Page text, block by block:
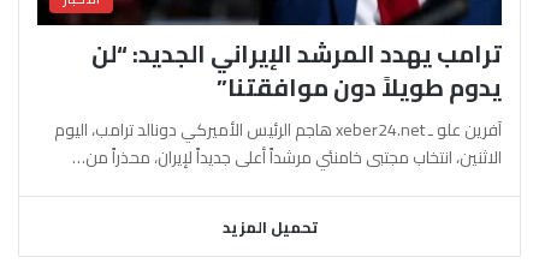
ترامب يهدد المرشد الإيراني الجديد: “لن
يدوم طويلاً دون موافقتنا”
آفرين علو ـ xeber24.net هاجم الرئيس الأميركي دونالد ترامب، اليوم
الاثنين، انتخاب مجتبى خامنئي مرشداً أعلى جديداً لإيران، محذراً من…
تحميل المزيد